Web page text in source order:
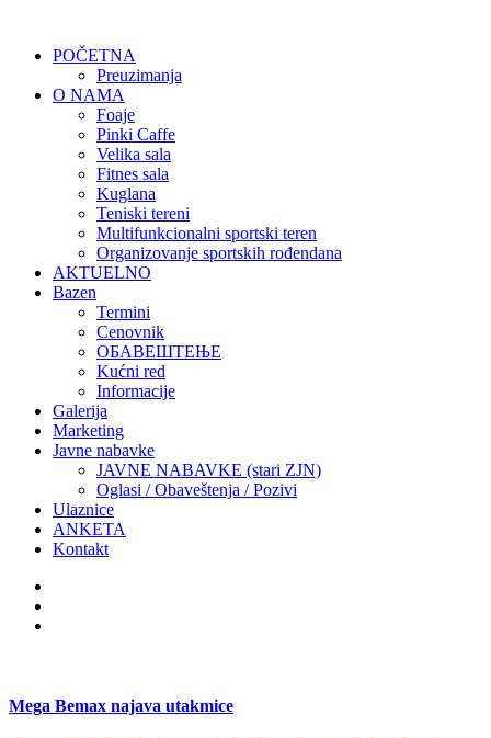
POČETNA
Preuzimanja
O NAMA
Foaje
Pinki Caffe
Velika sala
Fitnes sala
Kuglana
Teniski tereni
Multifunkcionalni sportski teren
Organizovanje sportskih rođendana
AKTUELNO
Bazen
Termini
Cenovnik
ОБАВЕШТЕЊЕ
Kućni red
Informacije
Galerija
Marketing
Javne nabavke
JAVNE NABAVKE (stari ZJN)
Oglasi / Obaveštenja / Pozivi
Ulaznice
ANKETA
Kontakt
Mega Bemax najava utakmice